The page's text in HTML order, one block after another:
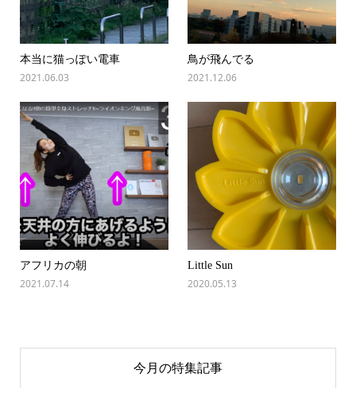
本当に猫っぽい電車
2021.06.03
鳥が飛んでる
2021.12.06
アフリカの朝
2021.07.14
Little Sun
2020.05.13
今月の特集記事